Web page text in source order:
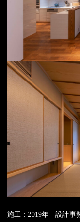
施工：2019年 設計事